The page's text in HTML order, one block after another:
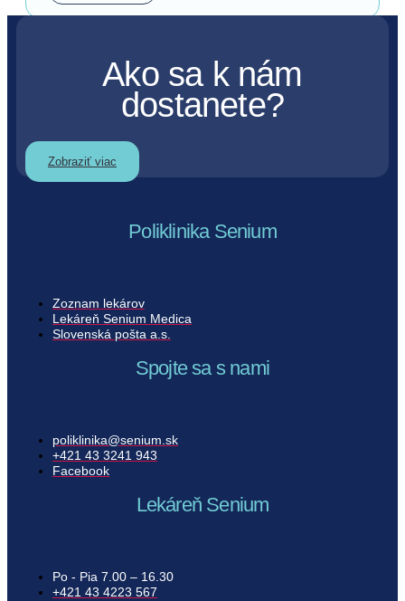
Ako sa k nám
dostanete?
Zobraziť viac
Poliklinika Senium
Zoznam lekárov​
Lekáreň Senium Medica
Slovenská pošta a.s.​
Spojte sa s nami
poliklinika@senium.sk
+421 43 3241 943
Facebook
Lekáreň Senium
Po - Pia 7.00 – 16.30
+421 43 4223 567